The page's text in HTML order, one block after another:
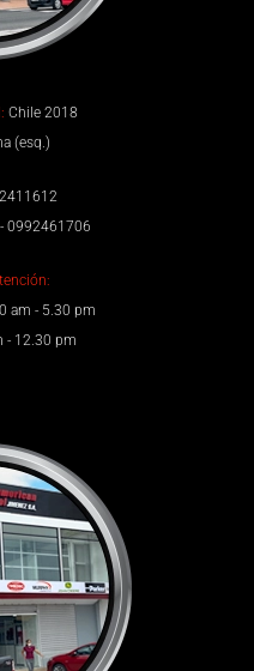
Chile 2018
(esq.)
0992461706
am - 5.30 pm
- 12.30 pm